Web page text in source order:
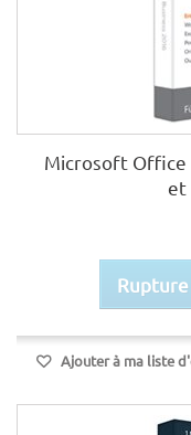
Microsoft Office
et
Ajouter à ma liste